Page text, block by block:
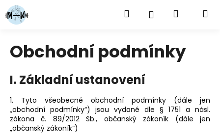
Přejít
na
obsah
HledatPřihlášeníNákupní
Obchodní podmínky
I. Základní ustanovení
1. Tyto všeobecné obchodní podmínky (dále jen
„obchodní podmínky“) jsou vydané dle § 1751 a násl.
zákona č. 89/2012 Sb., občanský zákoník (dále jen
„občanský zákoník“)
o
C
p
t
ř
e